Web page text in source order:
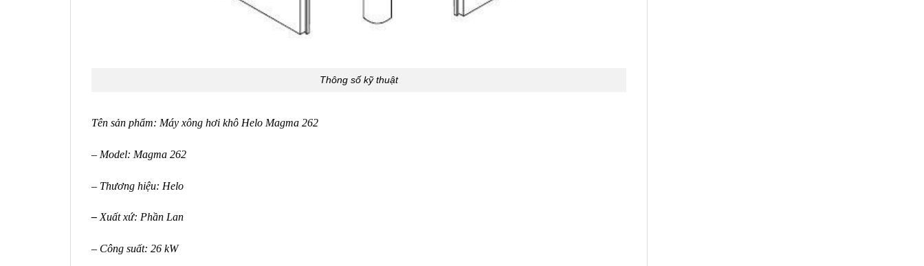
Thông số kỹ thuật
Tên sản phẩm: Máy xông hơi khô Helo Magma 262
– Model: Magma 262
– Thương hiệu: Helo
– Xuất xứ: Phần Lan
– Công suất: 26 kW